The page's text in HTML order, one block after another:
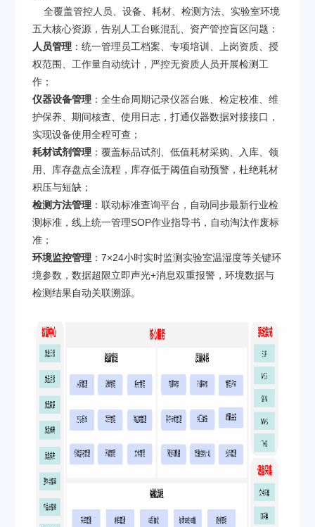
全覆盖管控人员、设备、耗材、检测方法、实验室环境
五大核心资源，告别人工台账混乱、资产管控盲区问题：
人员管理 ：统一管理员工档案、专项培训、上岗资质、授
权范围、工作量自动统计，严控无资质人员开展检测工
作；
仪器设备管理 ：全生命周期记录仪器台账、检定校准、维
护保养、期间核查、使用日志，打通仪器数据对接接口，
实现设备使用全程可查；
耗材试剂管理 ：覆盖标品试剂、低值耗材采购、入库、领
用、库存盘点全流程，库存低于阈值自动预警，杜绝耗材
积压与短缺；
检测方法管理 ：联动标准查询平台，自动同步最新行业检
测标准，线上统一管理SOP作业指导书，自动淘汰作废标
准；
环境监控管理 ：7×24小时实时监测实验室温湿度等关键环
境参数，数据超限立即声光+消息双重报警，环境数据与
检测结果自动关联溯源。